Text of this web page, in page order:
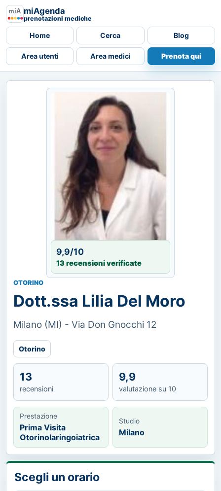
miAgenda
prenotazioni mediche
Home Cerca Blog
Area utenti Area medici Prenota qui
9,9/10
13 recensioni verificate
OTORINO
Dott.ssa Lilia Del Moro
Milano (MI) - Via Don Gnocchi 12
Otorino
13
recensioni
9,9
valutazione su 10
Prestazione
Prima Visita
Otorinolaringoiatrica
Studio
Milano
Scegli un orario